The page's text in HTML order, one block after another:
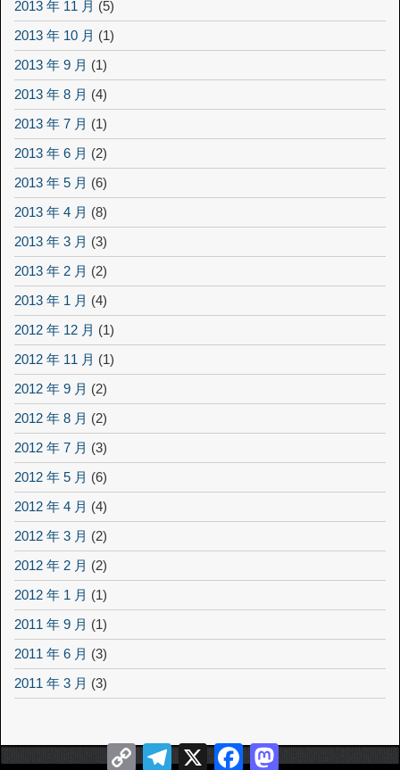
2013 年 11 月 (5)
2013 年 10 月 (1)
2013 年 9 月 (1)
2013 年 8 月 (4)
2013 年 7 月 (1)
2013 年 6 月 (2)
2013 年 5 月 (6)
2013 年 4 月 (8)
2013 年 3 月 (3)
2013 年 2 月 (2)
2013 年 1 月 (4)
2012 年 12 月 (1)
2012 年 11 月 (1)
2012 年 9 月 (2)
2012 年 8 月 (2)
2012 年 7 月 (3)
2012 年 5 月 (6)
2012 年 4 月 (4)
2012 年 3 月 (2)
2012 年 2 月 (2)
2012 年 1 月 (1)
2011 年 9 月 (1)
2011 年 6 月 (3)
2011 年 3 月 (3)
Copy
Link
Telegram
X FacebookMastodon